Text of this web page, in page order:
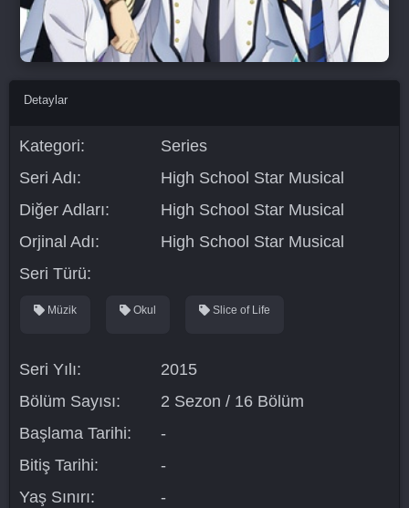
Detaylar
Kategori:
Series
Seri Adı:
High School Star Musical
Diğer Adları:
High School Star Musical
Orjinal Adı:
High School Star Musical
Seri Türü:
Müzik Okul Slice of Life
Seri Yılı:
2015
Bölüm Sayısı:
2 Sezon / 16 Bölüm
Başlama Tarihi:
-
Bitiş Tarihi:
-
Yaş Sınırı:
-